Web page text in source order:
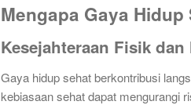
Mengapa Gaya
Kesejahteraan Fisik dan
Gaya hidup sehat berkontribusi
kebiasaan sehat dapat mengurangi